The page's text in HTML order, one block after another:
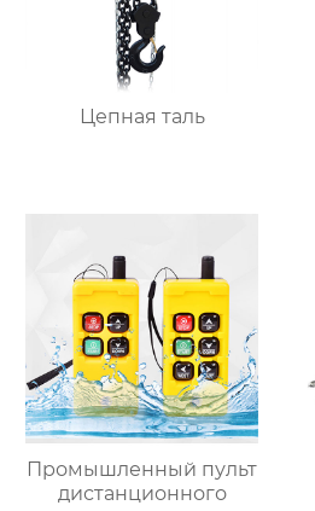
Цепная таль
Промышленный пульт
дистанционного